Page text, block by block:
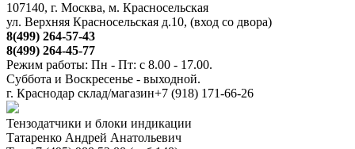
107140, г. Москва, м. Красносельская
ул. Верхняя Красносельская д.10, (вход со двора)
8(499) 264-57-43
8(499) 264-45-77
Режим работы: Пн - Пт: с 8.00 - 17.00.
Суббота и Воскресенье - выходной.
г. Краснодар склад/магазин+7 (918) 171-66-26
Тензодатчики и блоки индикации
Татаренко Андрей Анатольевич